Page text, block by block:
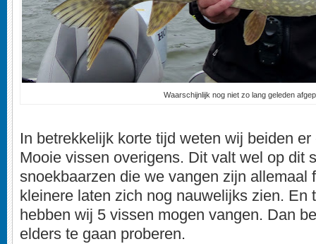
Waarschijnlijk nog niet zo lang geleden
In betrekkelijk korte tijd weten wij beiden
Mooie vissen overigens. Dit valt wel op dit
snoekbaarzen die we vangen zijn allemaal
kleinere laten zich nog nauwelijks zien. En
hebben wij 5 vissen mogen vangen. Dan
elders te gaan proberen.